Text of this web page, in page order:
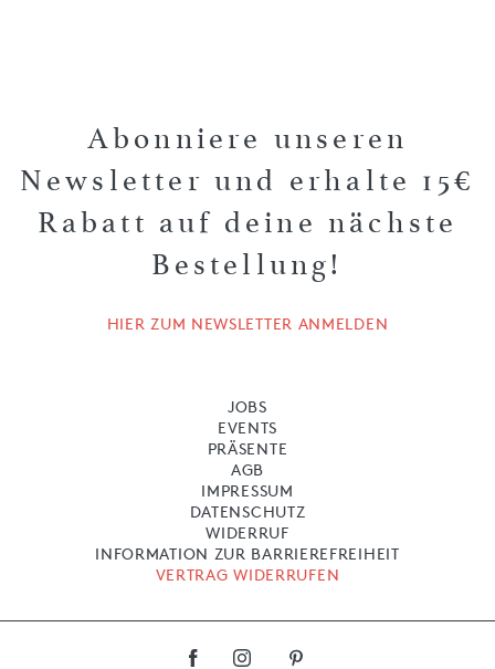
Abonniere unseren
Newsletter und erhalte 15€
Rabatt auf deine nächste
Bestellung!
HIER ZUM NEWSLETTER ANMELDEN
JOBS
EVENTS
PRÄSENTE
AGB
IMPRESSUM
DATENSCHUTZ
WIDERRUF
INFORMATION ZUR BARRIEREFREIHEIT
VERTRAG WIDERRUFEN